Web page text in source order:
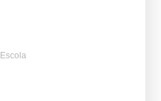
Escola